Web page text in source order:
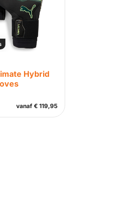
Hybrid
vanaf € 119,95